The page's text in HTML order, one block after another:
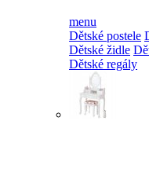
menu
Dětské postele
Dětské židle
Dětské regály